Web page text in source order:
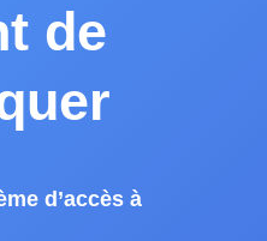
de
d’accès à